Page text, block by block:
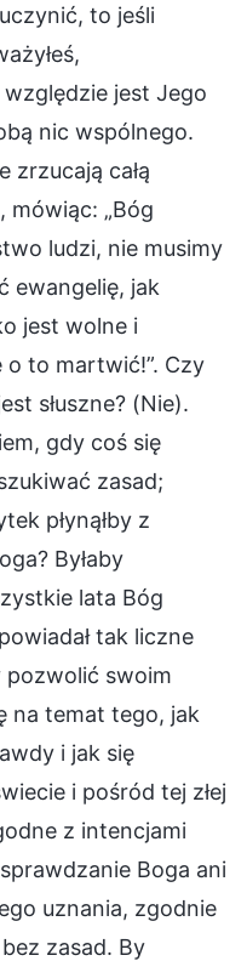
to jeśli
jest Jego
nic wspólnego.
zrzucają całą
mówiąc: „Bóg
ludzi, nie musimy
ewangelię, jak
jest wolne i
to martwić!”. Czy
słuszne? (Nie).
gdy coś się
zasad;
płynąłby z
Byłaby
lata Bóg
tak liczne
pozwolić swoim
na temat tego, jak
i jak się
i pośród tej złej
z intencjami
Boga ani
uznania, zgodnie
zasad. By